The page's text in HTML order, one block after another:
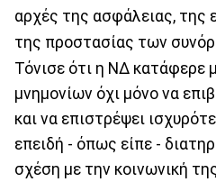
αρχές της ασφάλειας, της
της προστασίας των
Τόνισε ότι η ΝΔ κατάφερε
μνημονίων όχι μόνο να
και να επιστρέψει
επειδή - όπως είπε -
σχέση με την κοινωνική